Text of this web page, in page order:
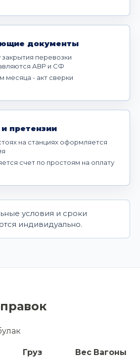
документы
перевозки
АВР и СФ
месяца - акт сверки
претензии
на станциях оформляется
счет по простоям на оплату
условия и сроки
индивидуально.
Груз Вес Вагоны